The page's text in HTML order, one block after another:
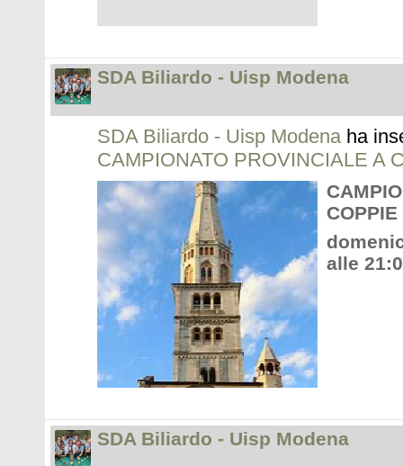
SDA Biliardo - Uisp Modena
SDA Biliardo - Uisp Modenaha
CAMPIONATO PROVINCIALE A
alle
SDA Biliardo - Uisp Modena